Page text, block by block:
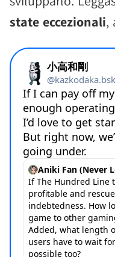
state eccezionali,